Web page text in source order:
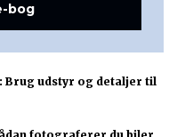
bog
Brug udstyr og detaljer til